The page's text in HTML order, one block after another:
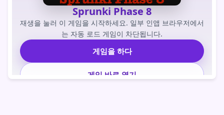
Sprunki Phase 8
재생을 눌러 이 게임을 시작하세요. 일부 인앱 브라우저에서
는 자동 로드 게임이 차단됩니다.
게임을 하다
게임 바로 열기